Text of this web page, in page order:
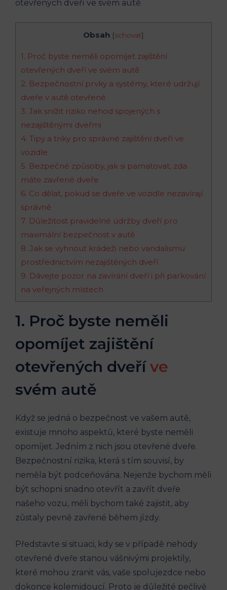
Obsah [schovat]
1. Proč byste ‌neměli opomíjet‍ zajištění
otevřených dveří ve svém autě
2. Bezpečnostní prvky a systémy, které udržují
dveře v⁣ autě otevřené
3. ⁢Jak snížit riziko ⁢nehod spojených ⁤s
⁣nezajištěnými dveřmi
4. Tipy a triky‍ pro správné zajištění dveří⁤ ve
vozidle
5. ‌Bezpečné způsoby, ​jak si pamatovat, zda
máte⁢ zavřené ⁤dveře
6. Co dělat, pokud se dveře ve vozidle nezavírají
správně
7. Důležitost pravidelné údržby dveří pro
maximální bezpečnost ​v ‍autě
8. Jak⁢ se ‌vyhnout⁢ krádeži ⁤nebo vandalismu
prostřednictvím nezajištěných ​dveří
9. Dávejte pozor na zavírání dveří i při parkování
na veřejných ‍místech
1. Proč byste ‌neměli
opomíjet‍ zajištění
otevřených dveříve
svém autě
Když se jedná o bezpečnost ve vašem autě,
existuje mnoho aspektů, které byste neměli
opomíjet. ⁣Jedním z nich jsou ‌otevřené dveře.
Bezpečnostní ‍rizika, která s tím‍ souvisí, by
neměla⁢ být podceňována. Nejenže bychom měli
být schopni snadno otevřít a⁣ zavřít dveře
našeho vozu, měli bychom také ⁢zajistit, aby
zůstaly pevně zavřené⁤ během jízdy.
Představte si situaci, kdy se v případě nehody
otevřené dveře stanou vášnivými ​projektily,
které mohou zranit ⁣vás, vaše spolujezdce nebo
dokonce kolemjdoucí. Proto ‌je důležité pečlivě‌